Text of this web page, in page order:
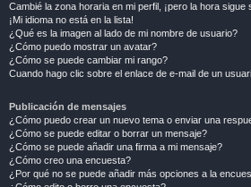
Cambié la zona horaria en mi perfil, ¡pero la hora sigue
¡Mi idioma no está en la lista!
¿Qué es la imagen al lado de mi nombre de usuario?
¿Cómo puedo mostrar un avatar?
¿Cómo se puede cambiar mi rango?
Cuando hago clic sobre el enlace de e-mail de un
Publicación de mensajes
¿Cómo puedo crear un nuevo tema o enviar una
¿Cómo se puede editar o borrar un mensaje?
¿Cómo se puede añadir una firma a mi mensaje?
¿Cómo creo una encuesta?
¿Por qué no se puede añadir más opciones a la